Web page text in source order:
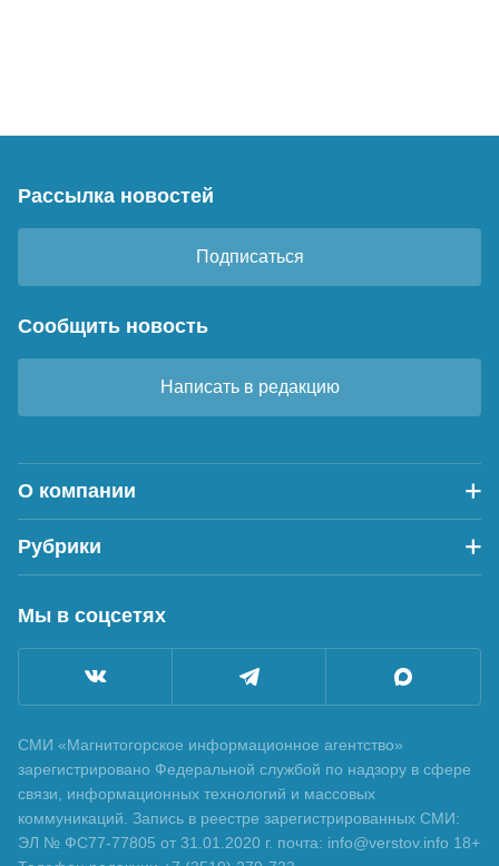
Рассылка новостей
Подписаться
Сообщить новость
Написать в редакцию
О компании
Рубрики
Мы в соцсетях
СМИ «Магнитогорское информационное агентство»
зарегистрировано Федеральной службой по надзору в сфере
связи, информационных технологий и массовых
коммуникаций. Запись в реестре зарегистрированных СМИ:
ЭЛ № ФС77-77805 от 31.01.2020 г. почта: info@verstov.info 18+